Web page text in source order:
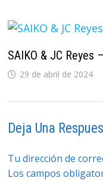
SAIKO & JC Reyes
29 de abril de 2024
Deja Una
Tu dirección de
Los campos